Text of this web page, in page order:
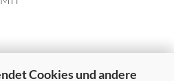
Cookies und andere